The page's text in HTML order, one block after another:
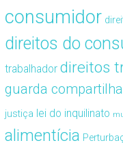
consumidor
direitos do
trabalhador direitos
guarda
justiça lei do inquilinato
alimentícia